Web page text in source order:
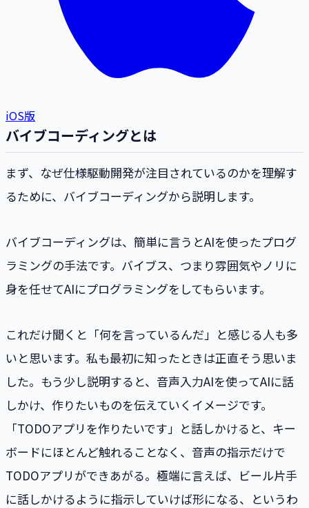
iOS版
バイブコーディングとは
まず、なぜ仕様駆動開発が注目されているのかを理解す
るために、バイブコーディングから説明します。
バイブコーディングは、簡単に言うとAIを使ったプログ
ラミングの手法です。バイブス、つまり雰囲気やノリに
身を任せてAIにプログラミングをしてもらいます。
これだけ聞くと「何を言っているんだ」と感じる人も多
いと思います。私も最初に知ったときは正直そう思いま
した。もう少し説明すると、音声入力AIを使ってAIに話
しかけ、作りたいものを伝えていくイメージです。
「TODOアプリを作りたいです」と話しかけると、キー
ボードにほとんど触れることなく、音声の指示だけで
TODOアプリができあがる。極端に言えば、ビール片手
に話しかけるように指示していけば形になる、というわ